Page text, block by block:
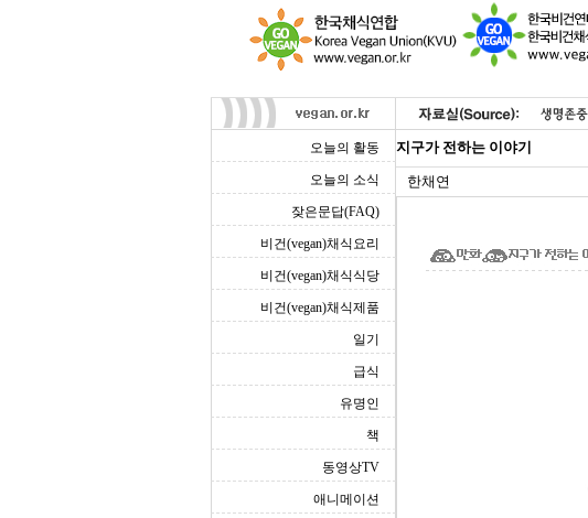
오늘의 활동
오늘의 소식
잦은문답(FAQ)
비건(vegan)채식요리
비건(vegan)채식식당
비건(vegan)채식제품
일기
급식
유명인
책
동영상TV
애니메이션
지구가 전하는 이야기
한채연